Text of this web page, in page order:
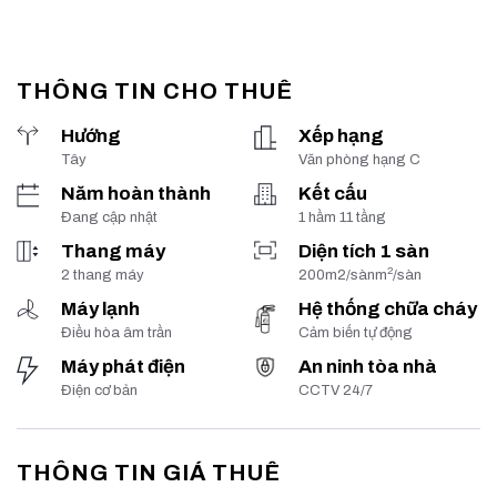
THÔNG TIN CHO THUÊ
Hướng
Tây
Xếp hạng
Văn phòng hạng C
Năm hoàn thành
Đang cập nhật
Kết cấu
1 hầm 11 tầng
Thang máy
2 thang máy
Diện tích 1 sàn
200m2/sànm2/sàn
Máy lạnh
Điều hòa âm trần
Hệ thống chữa cháy
Cảm biến tự động
Máy phát điện
Điện cơ bản
An ninh tòa nhà
CCTV 24/7
THÔNG TIN GIÁ THUÊ